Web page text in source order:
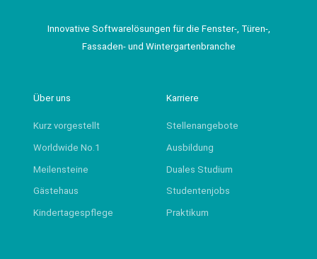
Innovative Softwarelösungen für die Fenster-, Türen-,
Fassaden- und Wintergartenbranche
Über uns
Kurz vorgestellt
Worldwide No.1
Meilensteine
Gästehaus
Kindertagespflege
Karriere
Stellenangebote
Ausbildung
Duales Studium
Studentenjobs
Praktikum